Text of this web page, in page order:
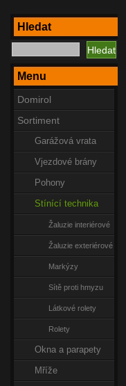
Hledat
Menu
Domirol
Sortiment
Garážová vrata
Vjezdové brány
Pohony
Stínící technika
Žaluzie interiérové
Žaluzie exteriérové
Markýzy
Sítě proti hmyzu
Látkové rolety
Rolety
Okna a parapety
Mříže